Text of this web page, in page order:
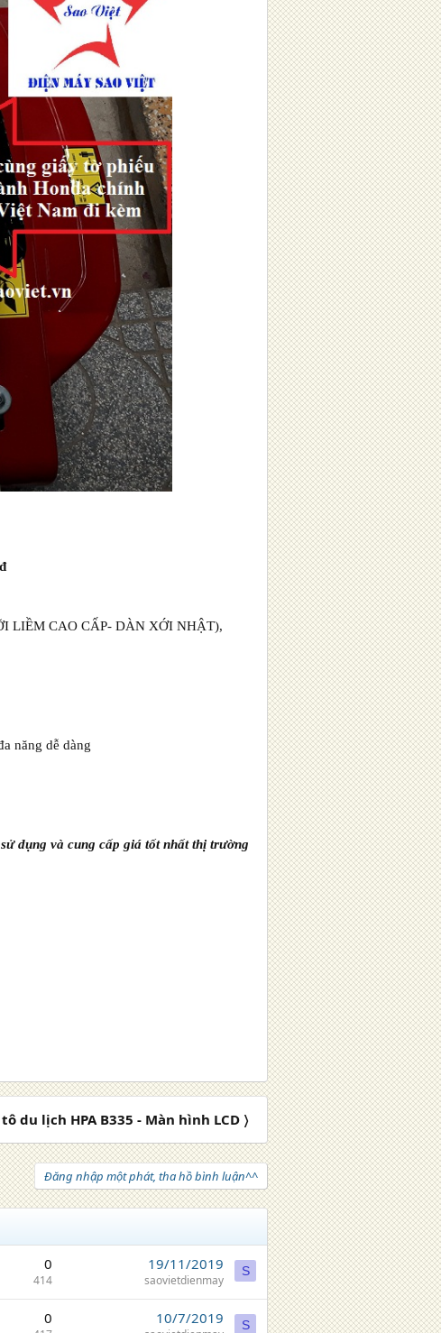
LIỀM CAO CẤP- DÀN XỚI NHẬT),
năng dễ dàng
dụng và cung cấp giá tốt nhất thị trường
du lịch HPA B335 - Màn hình LCD 〉
Đăng nhập một phát, tha hồ bình luận^^
0
414
19/11/2019
saovietdienmay
S
0 10/7/2019 S